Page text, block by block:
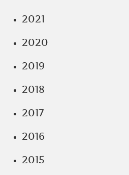
2021
2020
2019
2018
2017
2016
2015